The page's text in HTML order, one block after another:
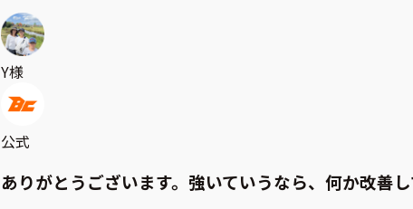
Y様
公式
ありがとうございます。強いていうなら、何か改善